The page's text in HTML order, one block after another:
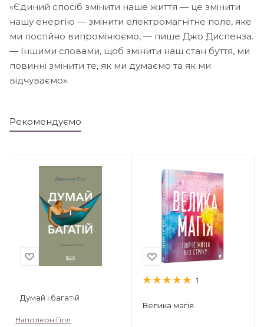
«Єдиний спосіб змінити наше життя — це змінити
нашу енергію — змінити електромагнітне поле, яке
ми постійно випромінюємо, — пише Джо Диспенза.
— Іншими словами, щоб змінити наш стан буття, ми
повинні змінити те, як ми думаємо та як ми
відчуваємо».
Рекомендуємо
Думай і багатій
Наполеон Гілл
1
Велика магія